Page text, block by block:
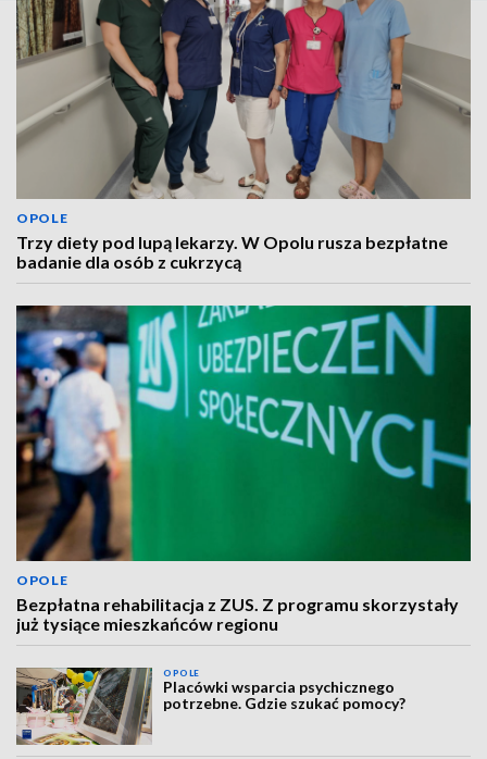
OPOLE
Trzy diety pod lupą lekarzy. W Opolu rusza bezpłatne
badanie dla osób z cukrzycą
OPOLE
Bezpłatna rehabilitacja z ZUS. Z programu skorzystały
już tysiące mieszkańców regionu
OPOLE
Placówki wsparcia psychicznego
potrzebne. Gdzie szukać pomocy?